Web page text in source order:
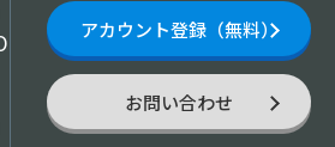
アカウント登録（無料）
お問い合わせ